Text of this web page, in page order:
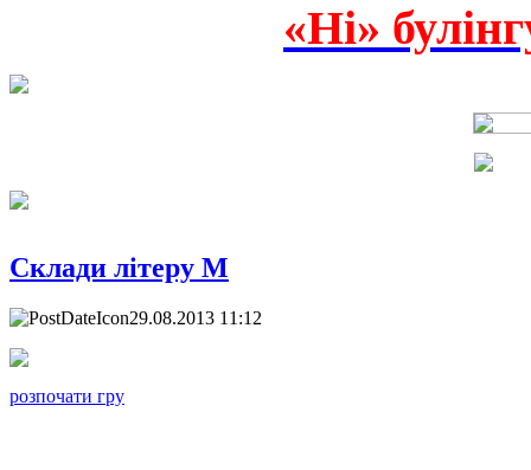
«Ні»
Склади літеру М
29.08.2013 11:12
розпочати гру